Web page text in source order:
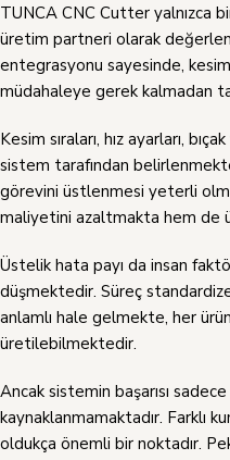
TUNCA CNC Cutter yalnızca
üretim partneri olarak
entegrasyonu sayesinde,
müdahaleye gerek kalmadan
Kesim sıraları, hız ayarları,
sistem tarafından
görevini üstlenmesi yeterli
maliyetini azaltmakta hem de
Üstelik hata payı da insan
düşmektedir. Süreç
anlamlı hale gelmekte, her
üretilebilmektedir.
Ancak sistemin başarısı
kaynaklanmamaktadır. Farklı
oldukça önemli bir noktadır.